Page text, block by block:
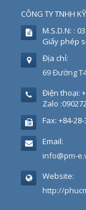
CÔNG TY TNHH
M.S.D.N: :
Giấy phép
Địa chỉ:
69 Đường
Điện thoại:
Zalo
Fax: +84-
Email:
info@pm-
Website:
http://